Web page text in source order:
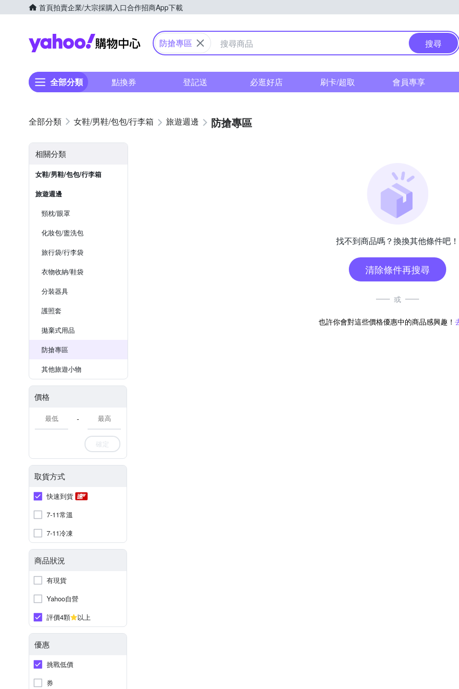
首頁拍賣企業/大宗採購入口合作招商App下載
Yahoo購物中心
防搶專區 搜尋
全部分類 點換券 登記送 必逛好店 刷卡/超取 會員專享
女鞋/男鞋/包包/行李箱 旅遊週邊 防搶專區
相關分類
女鞋/男鞋/包包/行李箱
旅遊週邊
頸枕/眼罩
化妝包/盥洗包
旅行袋/行李袋
衣物收納/鞋袋
分裝器具
護照套
拋棄式用品
防搶專區
其他旅遊小物
價格
-
確定
取貨方式
快速到貨
7-11常溫
7-11冷凍
商品狀況
有現貨
Yahoo自營
評價4顆
以上
優惠
挑戰低價
券
找不到商品嗎？換換其他條件吧！
清除條件再搜尋
或
也許你會對這些價格優惠中的商品感興趣！